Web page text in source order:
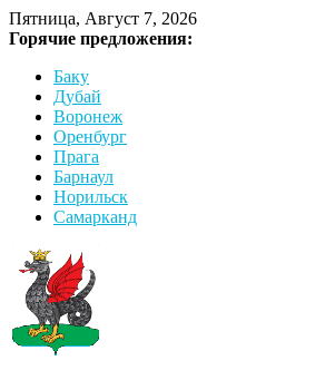
Пятница, Август 7, 2026
Горячие предложения:
Баку
Дубай
Воронеж
Оренбург
Прага
Барнаул
Норильск
Самарканд